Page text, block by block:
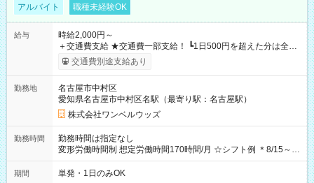
アルバイト 職種未経験OK
給与
時給2,000円～
＋交通費支給 ★交通費一部支給！ ┗1日500円を超えた分は全額
支給！ ※往復500円以内の方は自己負担となります ★日払い
OK！（規定あり） ┗働いたその日に現金GET♪ お仕事後はコン
期間なし
交通費別途支給あり
勤務地
名古屋市中村区
愛知県名古屋市中村区名駅（最寄り駅：名古屋駅）
株式会社ワンベルウッズ
勤務時間
勤務時間は指定なし
変形労働時間制 想定労働時間170時間/月 ☆シフト例 ＊8/15～
10/26 全日共通 08：00～12：00 17：00～21：00 ＊8/31
～9/19のみ下記シフトもあります！ 12：00～16：00 ＊9/6～
期間 単発・1日のみOK